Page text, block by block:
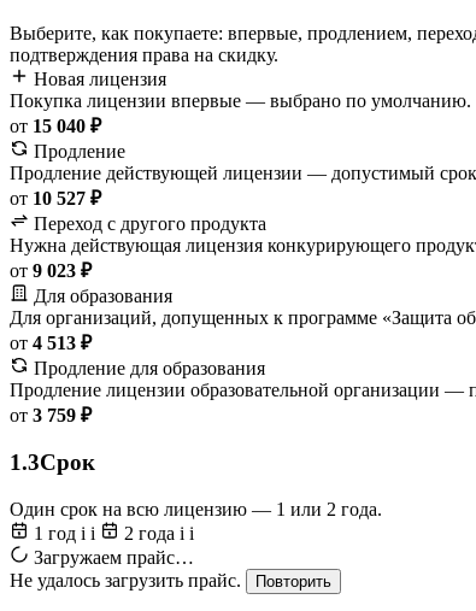
Выберите, как покупаете: впервые, продлением,
подтверждения права на скидку.
Новая лицензия
Покупка лицензии впервые — выбрано по умолчанию.
от 15 040 ₽
Продление
Продление действующей лицензии — допустимый
от 10 527 ₽
Переход с другого продукта
Нужна действующая лицензия конкурирующего
от 9 023 ₽
Для образования
Для организаций, допущенных к программе «Защита
от 4 513 ₽
Продление для образования
Продление лицензии образовательной организации —
от 3 759 ₽
1.3Срок
Один срок на всю лицензию — 1 или 2 года.
1 год i i 2 года i i
Загружаем прайс…
Не удалось загрузить прайс.
Повторить